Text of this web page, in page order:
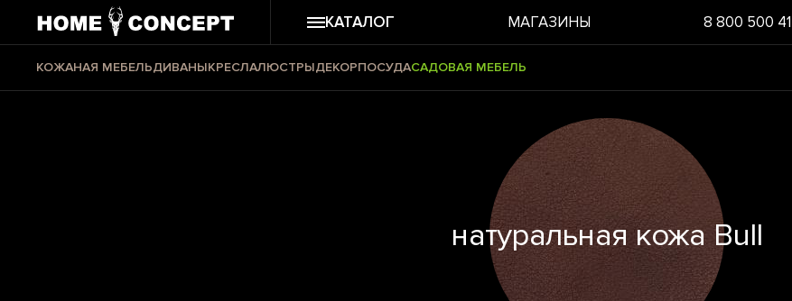
КАТАЛОГ МАГАЗИНЫ 8 800 500
КОЖАНАЯ МЕБЕЛЬДИВАНЫКРЕСЛАЛЮСТРЫДЕКОРПОСУДАСАДОВАЯ МЕБЕЛЬ
натуральная кожа Bull